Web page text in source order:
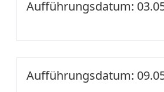
Ort der
NT S1
Nationaltheater
von A-Z:
Der
Komische
mit Tänzen.
Aufführungsdatum:
Uhrzeit: 18:00
Ort der
NT S1
Aufführungsdatum: